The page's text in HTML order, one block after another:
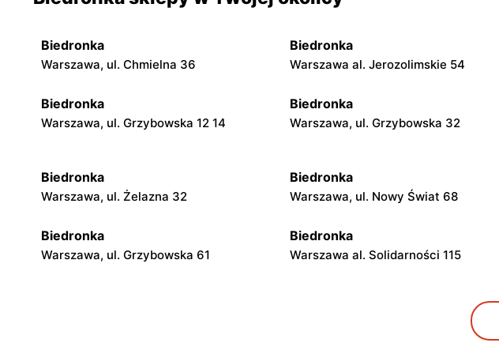
Biedronka
Warszawa, ul. Chmielna 36
Biedronka
Warszawa al. Jerozolimskie 54
Biedronka
Warszawa, ul. Grzybowska 12 14
Biedronka
Warszawa, ul. Grzybowska 32
Biedronka
Warszawa, ul. Żelazna 32
Biedronka
Warszawa, ul. Nowy Świat 68
Biedronka
Warszawa, ul. Grzybowska 61
Biedronka
Warszawa al. Solidarności 115
Warszawa al. Solidarności 86 88